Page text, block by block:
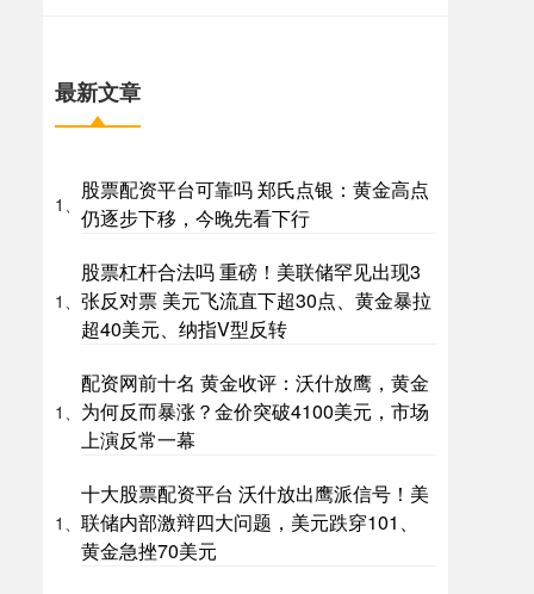
最新文章
1、
股票配资平台可靠吗 郑氏点银：黄金高点
仍逐步下移，今晚先看下行
1、
股票杠杆合法吗 重磅！美联储罕见出现3
张反对票 美元飞流直下超30点、黄金暴拉
超40美元、纳指V型反转
1、
配资网前十名 黄金收评：沃什放鹰，黄金
为何反而暴涨？金价突破4100美元，市场
上演反常一幕
1、
十大股票配资平台 沃什放出鹰派信号！美
联储内部激辩四大问题，美元跌穿101、
黄金急挫70美元